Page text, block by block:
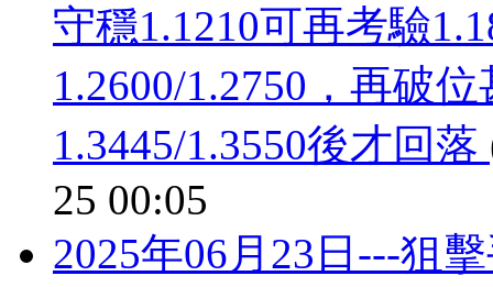
守穩1.1210可再考驗
1.2600/1.2750，再破
1.3445/1.3550後才回落
25 00:05
2025年06月23日---狙